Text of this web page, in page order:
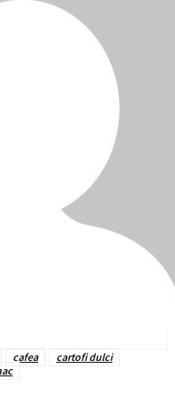
cafea
cartofi dulci